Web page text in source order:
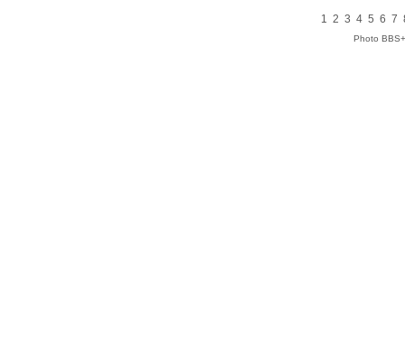
1 2 3 4 5 6 7
Photo BBS+